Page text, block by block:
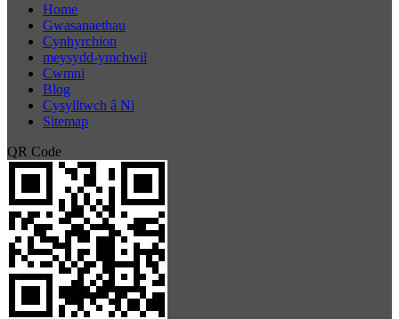
Home
Gwasanaethau
Cynhyrchion
meysydd-ymchwil
Cwmni
Blog
Cysylltwch â Ni
Sitemap
QR Code